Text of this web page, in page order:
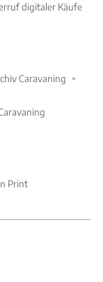
digitaler Käufe
Caravaning
Print